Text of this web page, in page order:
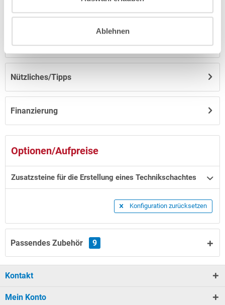
Ablehnen
Finanzierung
Hinweise zum Versand / zur Lagerung
Nützliches/Tipps
Optionen/Aufpreise
Zusatzsteine für die Erstellung eines Technikschachtes
Konfiguration zurücksetzen
Passendes Zubehör 9
Kontakt
Mein Konto